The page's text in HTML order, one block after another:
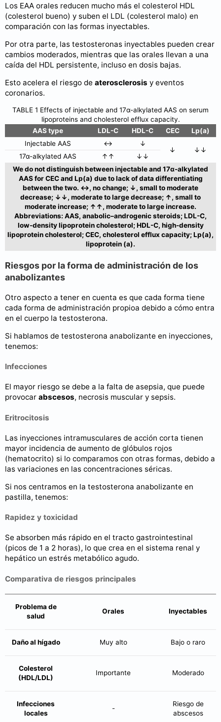
Los EAA orales reducen mucho más el colesterol HDL
(colesterol bueno) y suben el LDL (colesterol malo) en
comparación con las formas inyectables.
Por otra parte, las testosteronas inyectables pueden crear
cambios moderados, mientras que las orales llevan a una
caída del HDL persistente, incluso en dosis bajas.
Esto acelera el riesgo de aterosclerosis y eventos
coronarios.
TABLE 1 Effects of injectable and 17α-alkylated AAS on serum
lipoproteins and cholesterol efflux capacity.
AAS type
LDL-C HDL-C CEC
Lp(a)
Injectable AAS
↔
↓
↓
↓↓
17α-alkylated AAS
↑↑
↓↓
We do not distinguish between injectable and 17α-alkylated
AAS for CEC and Lp(a) due to lack of data differentiating
between the two. ↔, no change; ↓, small to moderate
decrease; ↓↓, moderate to large decrease; ↑, small to
moderate increase; ↑↑, moderate to large increase.
Abbreviations: AAS, anabolic–androgenic steroids; LDL-C,
low-density lipoprotein cholesterol; HDL-C, high-density
lipoprotein cholesterol; CEC, cholesterol efflux capacity; Lp(a),
lipoprotein (a).
Riesgos por la forma de administración de los
anabolizantes
Otro aspecto a tener en cuenta es que cada forma tiene
cada forma de administración propioa debido a cómo entra
en el cuerpo la testosterona.
Si hablamos de testosterona anabolizante en inyecciones,
tenemos:
Infecciones
El mayor riesgo se debe a la falta de asepsia, que puede
provocar abscesos, necrosis muscular y sepsis.
Eritrocitosis
Las inyecciones intramusculares de acción corta tienen
mayor incidencia de aumento de glóbulos rojos
(hematocrito) si lo comparamos con otras formas, debido a
las variaciones en las concentraciones séricas.
Si nos centramos en la testosterona anabolizante en
pastilla, tenemos:
Rapidez y toxicidad
Se absorben más rápido en el tracto gastrointestinal
(picos de 1 a 2 horas), lo que crea en el sistema renal y
hepático un estrés metabólico agudo.
Comparativa de riesgos principales
Problema de
salud
Orales Inyectables
Daño al hígado Muy alto Bajo o raro
Colesterol
(HDL/LDL)
Importante Moderado
Infecciones
locales
-
Riesgo de
abscesos